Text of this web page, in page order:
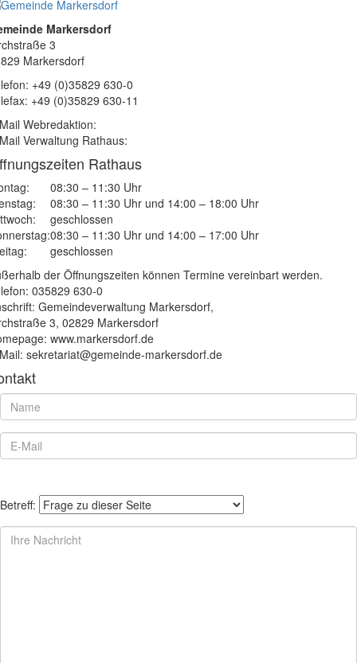
Markersdorf
3
Markersdorf
+49 (0)35829 630-0
+49 (0)35829 630-11
Webredaktion:
Verwaltung Rathaus:
Rathaus
08:30 – 11:30 Uhr
08:30 – 11:30 Uhr und 14:00 – 18:00 Uhr
geschlossen
08:30 – 11:30 Uhr und 14:00 – 17:00 Uhr
geschlossen
der Öffnungszeiten können Termine vereinbart werden.
035829 630-0
Gemeindeverwaltung Markersdorf,
3, 02829 Markersdorf
www.markersdorf.de
sekretariat@gemeinde-markersdorf.de
Betreff: